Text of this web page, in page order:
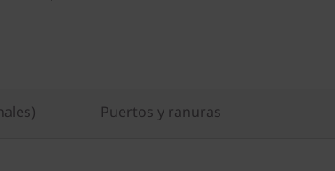
Puertos y ranuras